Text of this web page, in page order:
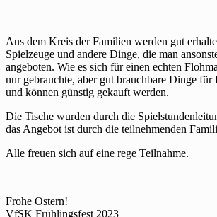
Aus dem Kreis der Familien werden gut
Spielzeuge und andere Dinge, die man
angeboten. Wie es sich für einen echten
nur gebrauchte, aber gut brauchbare Dinge
und können günstig gekauft werden.
Die Tische wurden durch die
das Angebot ist durch die teilnehmenden
Alle freuen sich auf eine rege Teilnahme.
Beitragsnavigation
Frohe Ostern!
VfSK Frühlingsfest 2023